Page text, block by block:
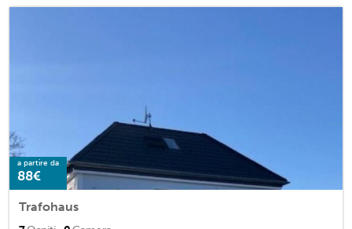
a partire da
88€
Trafohaus